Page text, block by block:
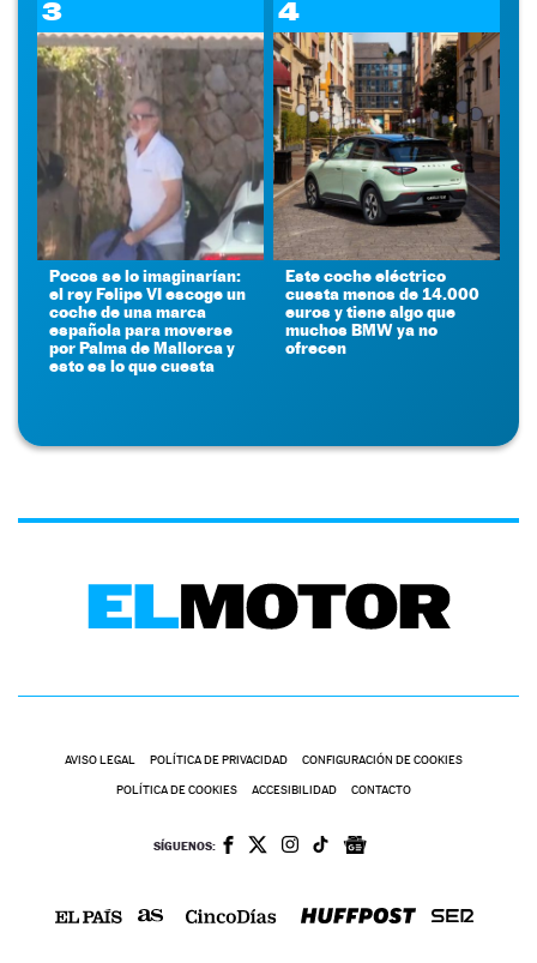
3
Pocos se lo imaginarían:
el rey Felipe VI escoge un
coche de una marca
española para moverse
por Palma de Mallorca y
esto es lo que cuesta
4
Este coche eléctrico
cuesta menos de 14.000
euros y tiene algo que
muchos BMW ya no
ofrecen
AVISO LEGAL POLÍTICA DE PRIVACIDAD CONFIGURACIÓN DE COOKIES
POLÍTICA DE COOKIES ACCESIBILIDAD CONTACTO
SÍGUENOS: